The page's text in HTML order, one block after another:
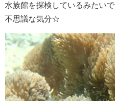
水族館を探検しているみたいで
不思議な気分☆